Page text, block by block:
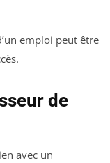
emploi peut être
de
avec un